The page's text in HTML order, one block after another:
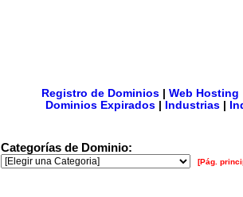
Registro de Dominios| Web Hosting
Dominios Expirados
Industrias
Categorías de Dominio:
[Pág.